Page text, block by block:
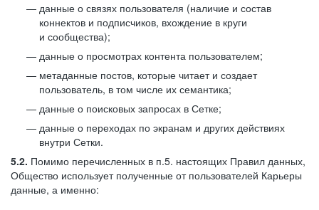
данные о связях пользователя (наличие и состав
коннектов и подписчиков, вхождение в круги
и сообщества);
данные о просмотрах контента пользователем;
метаданные постов, которые читает и создает
пользователь, в том числе их семантика;
данные о поисковых запросах в Сетке;
данные о переходах по экранам и других действиях
внутри Сетки.
5.2. Помимо перечисленных в п.5. настоящих Правил данных,
Общество использует полученные от пользователей Карьеры
данные, а именно: